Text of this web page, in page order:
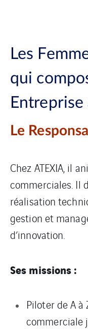
Les
qui
Le
Chez ATEXIA, il
commerciales. Il
réalisation
gestion et
d’innovation.
Ses missions :
Piloter de A
commerciale